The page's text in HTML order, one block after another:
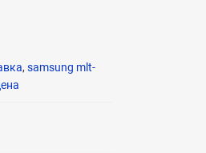
, samsung mlt-